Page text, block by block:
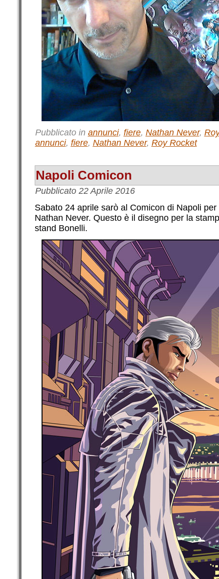
Pubblicato in annunci, fiere, Nathan Never,
annunci, fiere, Nathan Never, Roy Rocket
Napoli Comicon
Pubblicato 22 Aprile 2016
Sabato 24 aprile sarò al Comicon di Napoli
Nathan Never. Questo è il disegno per la
stand Bonelli.